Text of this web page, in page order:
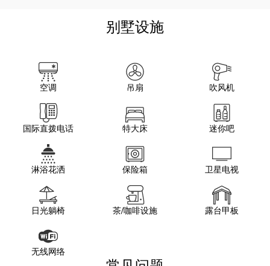
别墅设施
空调 吊扇 吹风机
国际直拨电话 特大床 迷你吧
淋浴花洒 保险箱 卫星电视
日光躺椅 茶/咖啡设施 露台甲板
无线网络